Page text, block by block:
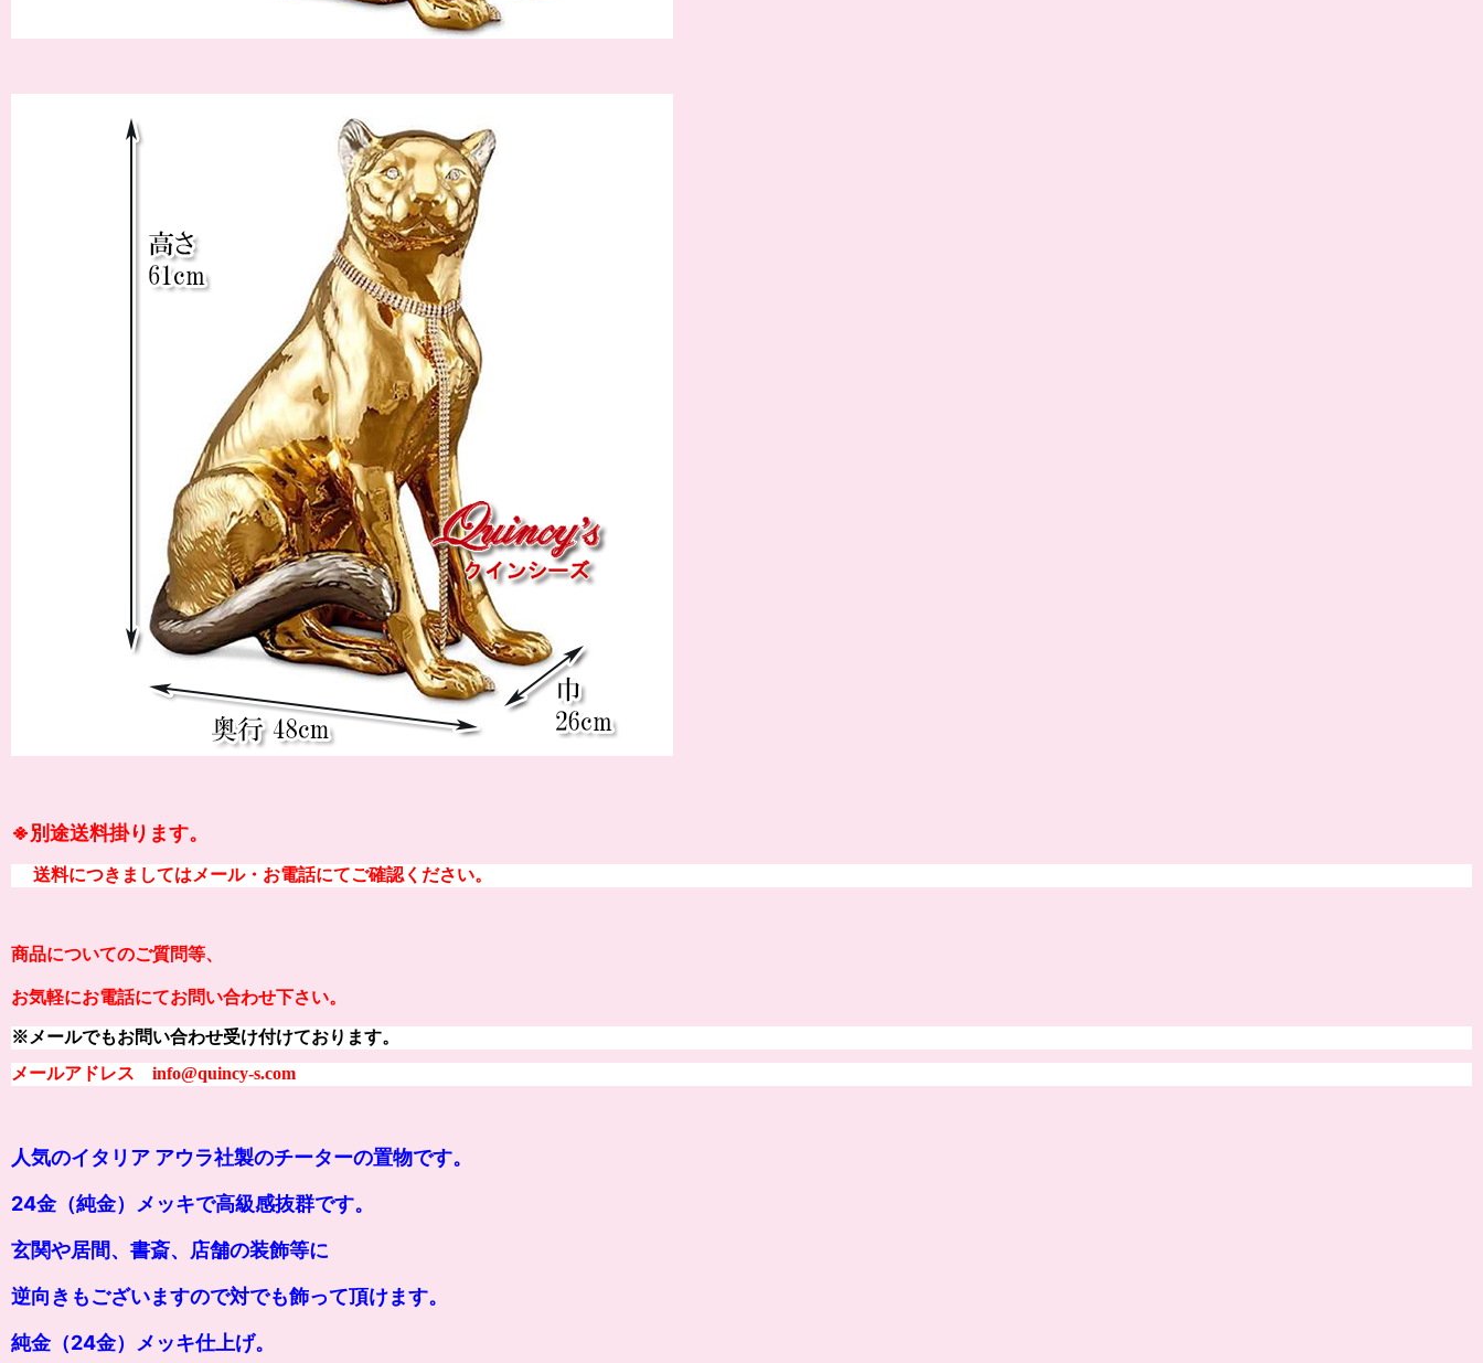
※別途送料掛ります。
送料につきましてはメール・お電話にてご確認ください。
商品についてのご質問等、
お気軽にお電話にてお問い合わせ下さい。
※メールでもお問い合わせ受け付けております。
メールアドレス info@quincy-s.com
人気のイタリア アウラ社製のチーターの置物です。
24金（純金）メッキで高級感抜群です。
玄関や居間、書斎、店舗の装飾等に
逆向きもございますので対でも飾って頂けます。
純金（24金）メッキ仕上げ。